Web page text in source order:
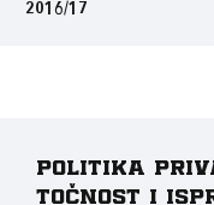
2016/17
Politika
točnost i